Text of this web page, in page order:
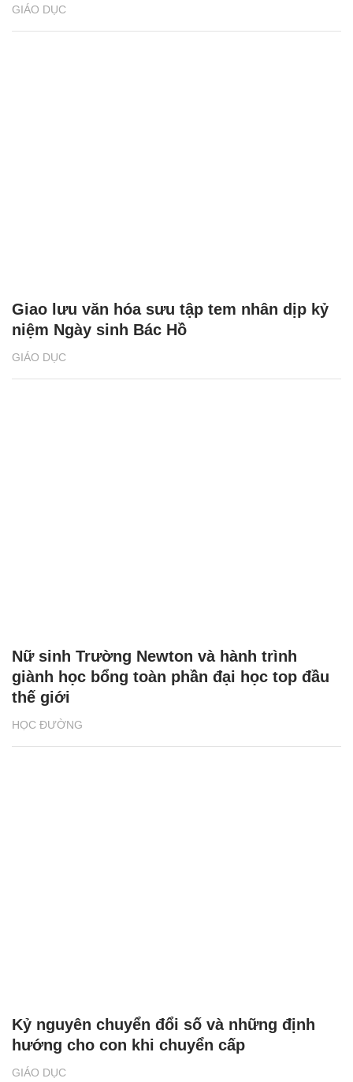
GIÁO DỤC
GIÁO DỤC
Giao lưu văn hóa sưu tập tem nhân dịp kỷ
niệm Ngày sinh Bác Hồ
HỌC ĐƯỜNG
Nữ sinh Trường Newton và hành trình
giành học bổng toàn phần đại học top đầu
thế giới
GIÁO DỤC
Kỷ nguyên chuyển đổi số và những định
hướng cho con khi chuyển cấp